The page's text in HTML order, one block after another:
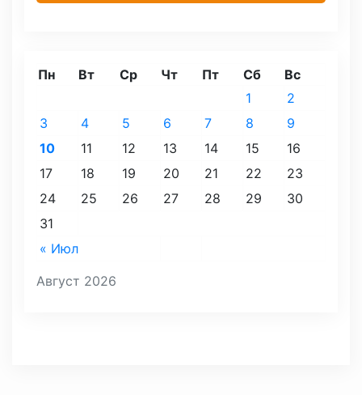
Август 2026
Пн Вт Ср Чт Пт Сб Вс
« Июл
1
2
3
4 5 6 7 8
9
10
11 12 13 14 15
16
17
18 19 20 21 22
23
24
25 26 27 28 29
30
31